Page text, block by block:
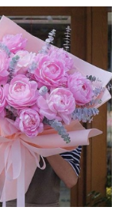
Mua ngay